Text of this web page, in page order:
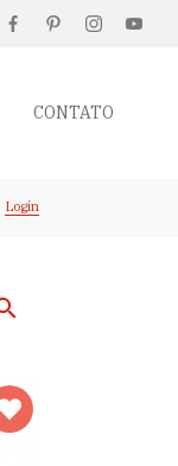
CONTATO
Login